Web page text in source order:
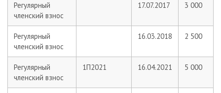
Регулярный
членский взнос
17.07.2017 3 000
Регулярный
членский взнос
16.03.2018 2 500
Регулярный
членский взнос
1П2021 16.04.2021 5 000